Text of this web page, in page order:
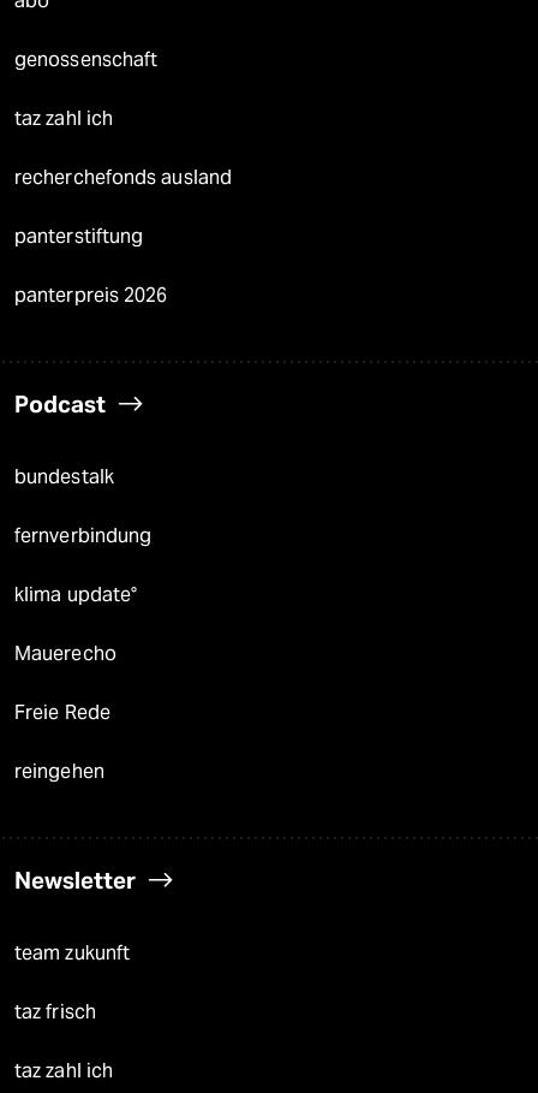
genossenschaft
taz zahl ich
recherchefonds ausland
panterstiftung
panterpreis 2026
Podcast
bundestalk
fernverbindung
klima update°
Mauerecho
Freie Rede
reingehen
Newsletter
team zukunft
taz frisch
taz zahl ich